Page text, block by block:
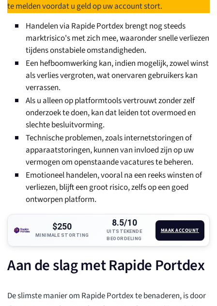
te melden voordat u geld op uw account stort.
Handelen via Rapide Portdex brengt nog steeds
marktrisico's met zich mee, waaronder snelle verliezen
tijdens onstabiele omstandigheden.
Een hefboomwerking kan, indien mogelijk, zowel winst
als verlies vergroten, wat onervaren gebruikers kan
verrassen.
Als u alleen op platformtools vertrouwt zonder zelf
onderzoek te doen, kan dat leiden tot overmoed en
slechte besluitvorming.
Technische problemen, zoals internetstoringen of
apparaatstoringen, kunnen van invloed zijn op uw
vermogen om openstaande vacatures te beheren.
Emotioneel handelen, vooral na een reeks winsten of
verliezen, blijft een groot risico, zelfs op een goed
ontworpen platform.
$250
MINIMALE STORTING
8.5/10
UITSTEKENDE
BEOORDELING
MAAK ACCOUNT
Aan de slag met Rapide Portdex
De slimste manier om Rapide Portdex te benaderen, is door